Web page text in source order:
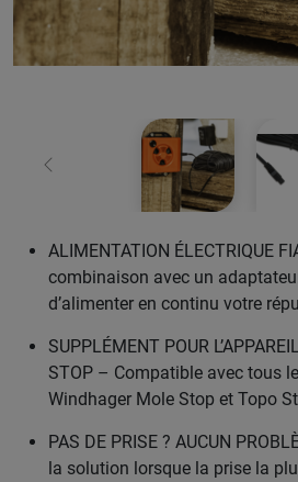
retour
ALIMENTATION ÉLECTRIQUE
combinaison avec un
d’alimenter en continu votre
SUPPLÉMENT POUR
STOP – Compatible avec tous
Windhager Mole Stop et Topo
PAS DE PRISE ? AUCUN
la solution lorsque la prise la